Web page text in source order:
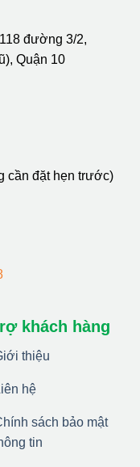
đường 3/2,
Quận 10
cần đặt hẹn trước)
khách hàng
thiệu
hệ
sách bảo mật
tin